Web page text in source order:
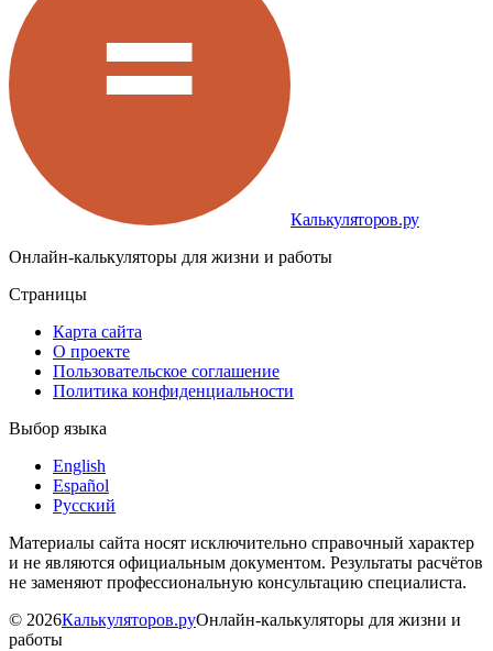
Калькуляторов.ру
Онлайн-калькуляторы для жизни и работы
Страницы
Карта сайта
О проекте
Пользовательское соглашение
Политика конфиденциальности
Выбор языка
English
Español
Русский
Материалы сайта носят исключительно справочный характер
и не являются официальным документом. Результаты расчётов
не заменяют профессиональную консультацию специалиста.
© 2026Калькуляторов.руОнлайн-калькуляторы для жизни и
работы